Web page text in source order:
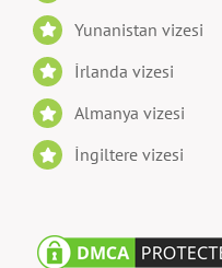
Yunanistan vizesi
İrlanda vizesi
Almanya vizesi
İngiltere vizesi